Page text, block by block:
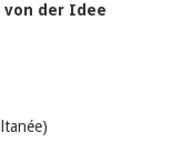
von der Idee